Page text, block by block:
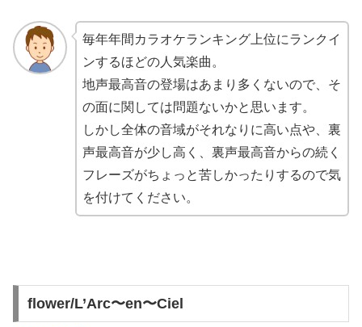
毎年年間カラオケランキング上位にランクイ
ンするほどの人気楽曲。
地声最高音の登場はあまり多くないので、そ
の面に関しては問題ないかと思います。
しかし全体の音域がそれなりに高い点や、裏
声最高音が少し高く、裏声最高音からの続く
フレーズがちょっと苦しかったりするので気
を付けてください。
flower/L’Arc〜en〜Ciel